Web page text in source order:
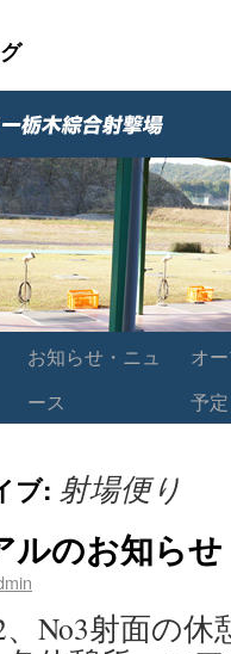
お知らせ・ニュ
ース
オ
予定
ブ: 射場便り
ルのお知らせ
、No3射面の